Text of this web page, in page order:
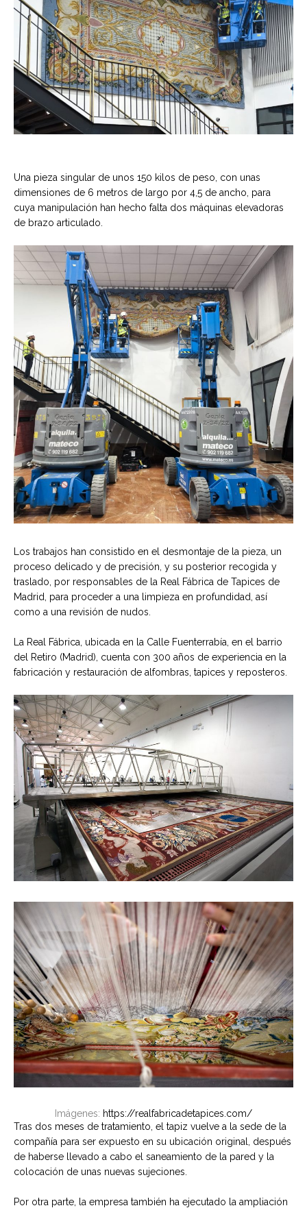
Una pieza singular de unos 150 kilos de peso, con unas
dimensiones de 6 metros de largo por 4,5 de ancho, para
cuya manipulación han hecho falta dos máquinas elevadoras
de brazo articulado.
Los trabajos han consistido en el desmontaje de la pieza, un
proceso delicado y de precisión, y su posterior recogida y
traslado, por responsables de la Real Fábrica de Tapices de
Madrid, para proceder a una limpieza en profundidad, así
como a una revisión de nudos.
La Real Fábrica, ubicada en la Calle Fuenterrabía, en el barrio
del Retiro (Madrid), cuenta con 300 años de experiencia en la
fabricación y restauración de alfombras, tapices y reposteros.
Imágenes: https://realfabricadetapices.com/
Tras dos meses de tratamiento, el tapiz vuelve a la sede de la
compañía para ser expuesto en su ubicación original, después
de haberse llevado a cabo el saneamiento de la pared y la
colocación de unas nuevas sujeciones.
Por otra parte, la empresa también ha ejecutado la ampliación